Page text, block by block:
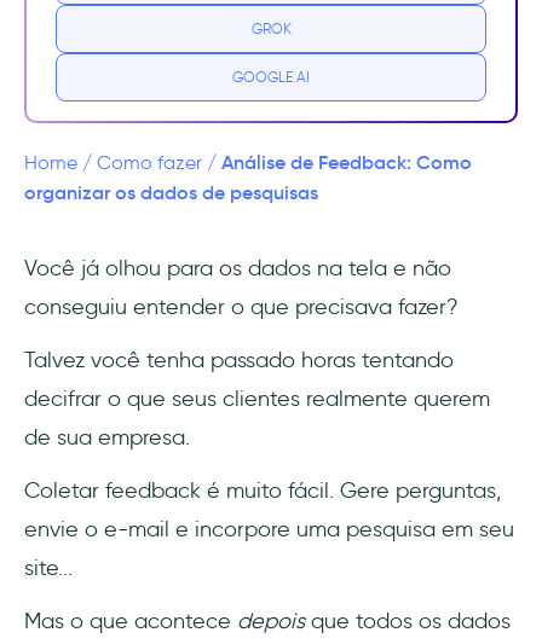
3- Desejo vs Realidade
4- O desafio da priorização
1- Plataforma de feedback consolidada
2- Sistema de caixa de entrada
centralizado
3- Ferramentas de colaboração interna
2- Considere as múltiplas vozes
GROK
GOOGLE AI
Home / Como fazer / Análise de Feedback: Como
organizar os dados de pesquisas
Você já olhou para os dados na tela e não
conseguiu entender o que precisava fazer?
Talvez você tenha passado horas tentando
decifrar o que seus clientes realmente querem
de sua empresa.
Coletar feedback é muito fácil. Gere perguntas,
envie o e-mail e incorpore uma pesquisa em seu
site...
Mas o que acontece depoisque todos os dados